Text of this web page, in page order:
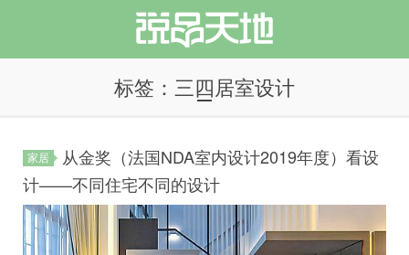
说品天地
标签：三四居室设计
家居
从金奖（法国NDA室内设计2019年度）看设
计——不同住宅不同的设计